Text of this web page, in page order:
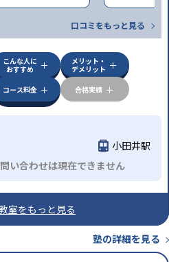
口コミをもっと見る
こんな人に
おすすめ
メリット・
デメリット
コース料金 合格実績
小田井駅
い合わせは現在できません
室をもっと見る
塾の詳細を見る